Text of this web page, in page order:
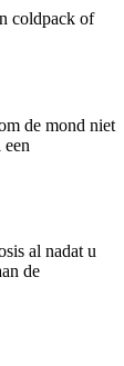
coldpack of
de mond niet
al nadat u
de